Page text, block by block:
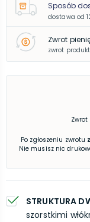
Sposób
dostawa od
Zwrot
zwrot
Po zgłoszeniu zwrotu
Nie musisz nic
STRUKTURA
szorstkimi